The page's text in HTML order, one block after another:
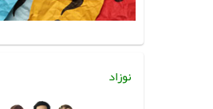
نوزاد